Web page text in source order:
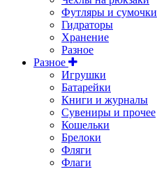
Футляры и сумочки
Гидраторы
Хранение
Разное
Разное
Игрушки
Батарейки
Книги и журналы
Сувениры и прочее
Кошельки
Брелоки
Фляги
Флаги